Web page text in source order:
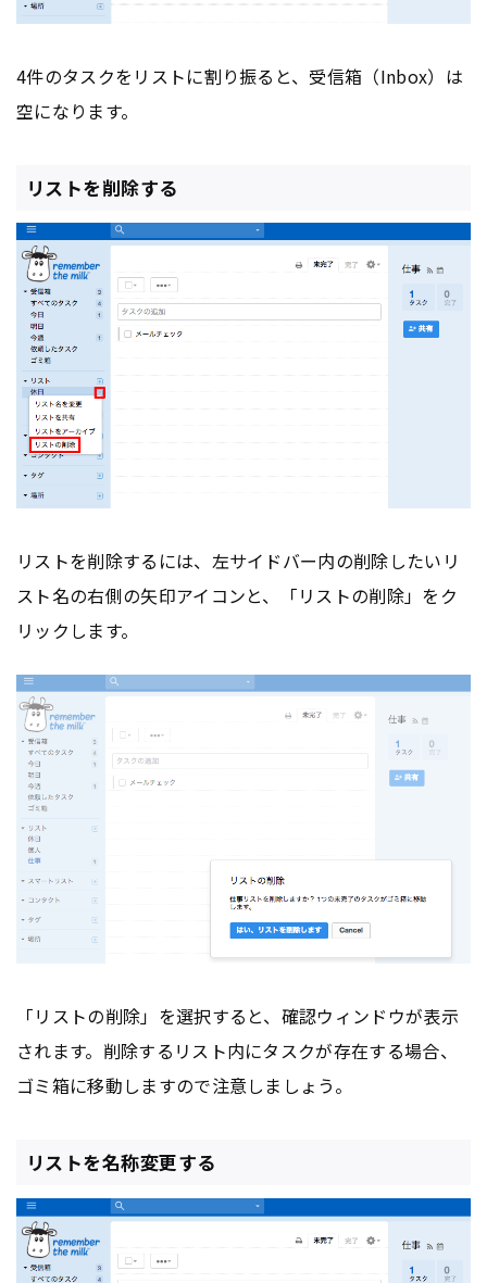
4件のタスクをリストに割り振ると、受信箱（Inbox）は
空になります。
リストを削除する
リストを削除するには、左サイドバー内の削除したいリ
スト名の右側の矢印アイコンと、「リストの削除」をク
リックします。
「リストの削除」を選択すると、確認ウィンドウが表示
されます。削除するリスト内にタスクが存在する場合、
ゴミ箱に移動しますので注意しましょう。
リストを名称変更する